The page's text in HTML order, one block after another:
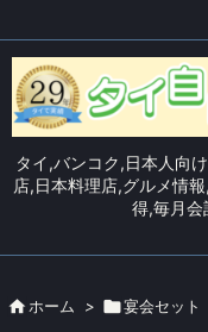
タイ,バンコク,日本人向
店,日本料理店,グルメ情
得,毎月会
 ホーム > 宴会セット